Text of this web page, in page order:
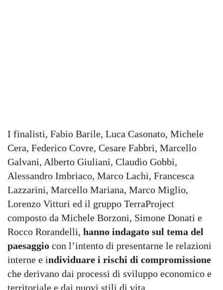
I finalisti, Fabio Barile, Luca Casonato, Michele
Cera, Federico Covre, Cesare Fabbri, Marcello
Galvani, Alberto Giuliani, Claudio Gobbi,
Alessandro Imbriaco, Marco Lachi, Francesca
Lazzarini, Marcello Mariana, Marco Miglio,
Lorenzo Vitturi ed il gruppo TerraProject
composto da Michele Borzoni, Simone Donati e
Rocco Rorandelli, hanno indagato sul tema del
paesaggio con l’intento di presentarne le relazioni
interne e individuare i rischi di compromissione
che derivano dai processi di sviluppo economico e
territoriale e dai nuovi stili di vita.